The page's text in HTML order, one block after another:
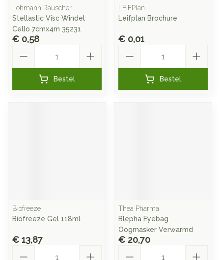
Lohmann Rauscher
Stellastic Visc Windel
Cello 7cmx4m 35231
€ 0,58
Bestel
LEIFPlan
Leifplan Brochure
€ 0,01
Bestel
Biofreeze
Biofreeze Gel 118ml
€ 13,87
Thea Pharma
Blepha Eyebag
Oogmasker Verwarmd
€ 20,70